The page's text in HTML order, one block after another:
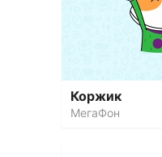
Коржик
МегаФон